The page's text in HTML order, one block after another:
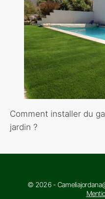
Comment installer du
jardin ?
© 2026 -